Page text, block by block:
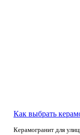
Как выбрать
Керамогранит для